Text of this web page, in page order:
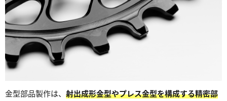
金型部品製作は、 射出成形金型やプレス金型を構成する精密部